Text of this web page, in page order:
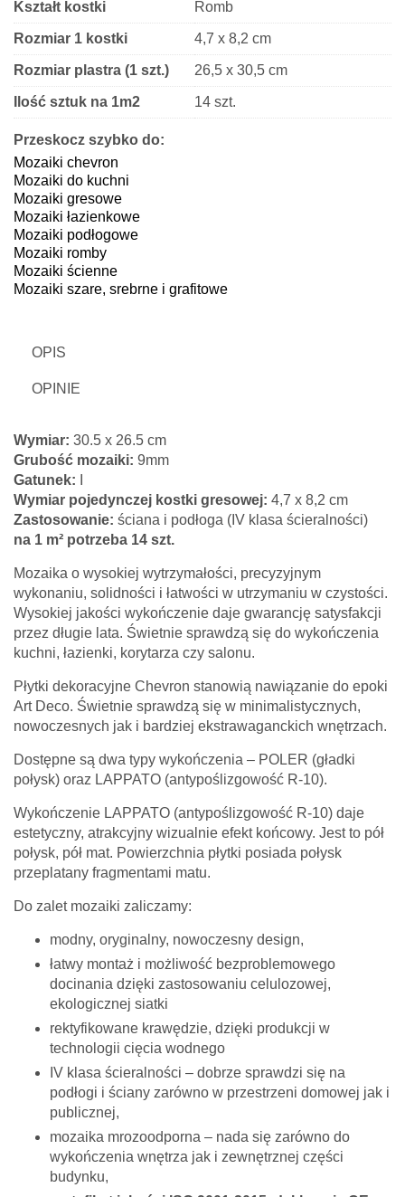
Kształt kostki Romb
Rozmiar 1 kostki 4,7 x 8,2 cm
Rozmiar plastra (1 szt.) 26,5 x 30,5 cm
Ilość sztuk na 1m2 14 szt.
Grubość
Wykończenie
Przeskocz szybko do:
Mozaiki chevron
Mozaiki do kuchni
Mozaiki gresowe
Mozaiki łazienkowe
Mozaiki podłogowe
Mozaiki romby
Mozaiki ścienne
Mozaiki szare, srebrne i grafitowe
OPIS
OPINIE
Wymiar: 30.5 x 26.5 cm
Grubość mozaiki: 9mm
Gatunek:
Wymiar pojedynczej kostki gresowej: 4,7 x 8,2 cm
Zastosowanie: ściana i podłoga (IV klasa ścieralności)
na 1 m² potrzeba 14 szt.
Mozaika o wysokiej wytrzymałości, precyzyjnym
wykonaniu, solidności i łatwości w utrzymaniu w czystości.
Wysokiej jakości wykończenie daje gwarancję satysfakcji
przez długie lata. Świetnie sprawdzą się do wykończenia
kuchni, łazienki, korytarza czy salonu.
Płytki dekoracyjne Chevron stanowią nawiązanie do epoki
Art Deco. Świetnie sprawdzą się w minimalistycznych,
nowoczesnych jak i bardziej ekstrawaganckich wnętrzach.
Dostępne są dwa typy wykończenia – POLER (gładki
połysk) oraz LAPPATO (antypoślizgowość R-10).
Wykończenie LAPPATO (antypoślizgowość R-10) daje
estetyczny, atrakcyjny wizualnie efekt końcowy. Jest to pół
połysk, pół mat. Powierzchnia płytki posiada połysk
przeplatany fragmentami matu.
Do zalet mozaiki zaliczamy:
modny, oryginalny, nowoczesny design,
łatwy montaż i możliwość bezproblemowego
docinania dzięki zastosowaniu celulozowej,
ekologicznej siatki
rektyfikowane krawędzie, dzięki produkcji w
technologii cięcia wodnego
IV klasa ścieralności – dobrze sprawdzi się na
podłogi i ściany zarówno w przestrzeni domowej jak i
publicznej,
mozaika mrozoodporna – nada się zarówno do
wykończenia wnętrza jak i zewnętrznej części
budynku,